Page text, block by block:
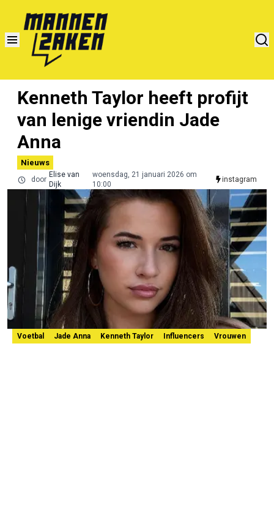
Kenneth Taylor heeft profijt
van lenige vriendin Jade
Anna
Nieuws
door
Elise van
Dijk
woensdag, 21 januari 2026 om
10:00
instagram
Voetbal Jade Anna Kenneth Taylor Influencers Vrouwen